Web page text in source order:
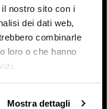
nostro sito con i
dei dati web,
combinarle
loro o che hanno
Mostra dettagli
de la page
éléments du